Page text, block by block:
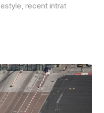
recent intrat